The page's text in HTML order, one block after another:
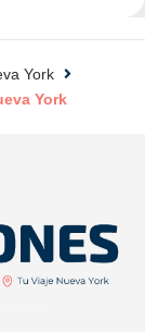
York
York